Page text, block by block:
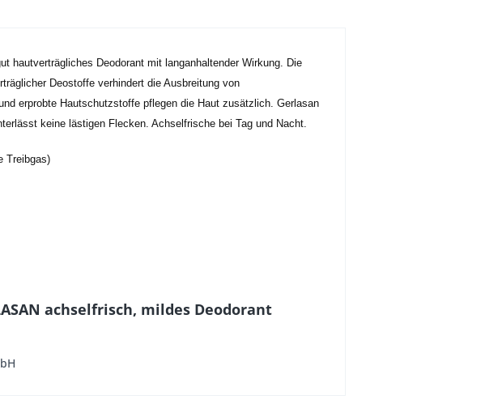
hautverträgliches Deodorant mit langanhaltender Wirkung. Die
Deostoffe verhindert die Ausbreitung von
erprobte Hautschutzstoffe pflegen die Haut zusätzlich. Gerlasan
keine lästigen Flecken. Achselfrische bei Tag und Nacht.
Treibgas)
achselfrisch, mildes Deodorant